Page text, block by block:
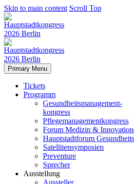
Skip to main content Scroll Top
Primary Menu
Tickets
Programm
Gesundheitsmanagement-
kongress
Pflegemanagementkongress
Forum Medizin &
Hauptstadtforum
Satellitensymposien
Preventure
Sprecher
Ausstellung
Aussteller